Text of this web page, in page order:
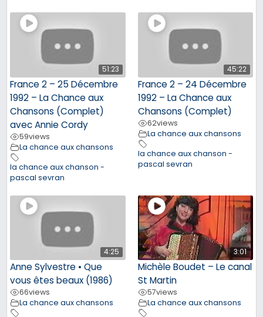
51:23
France 2 – 25 Décembre
1992 – La Chance aux
Chansons (Complet)
avec Annie Cordy
59views
La chance aux chansons
la chance aux chanson -
pascal sevran
45:22
France 2 – 24 Décembre
1992 – La Chance aux
Chansons (Complet)
62views
La chance aux chansons
la chance aux chanson -
pascal sevran
4:25
Anne Sylvestre • Que
vous êtes beaux (1986)
66views
La chance aux chansons
3:01
Michèle Boudet – Le canal
St Martin
57views
La chance aux chansons